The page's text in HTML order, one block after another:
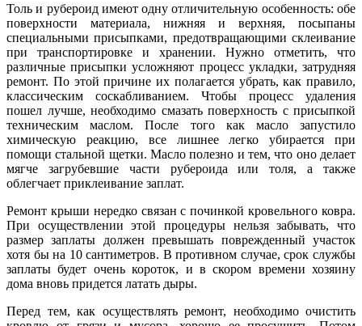
Толь и рубероид имеют одну отличительную особенность: обе
поверхности материала, нижняя и верхняя, посыпаны
специальными присыпками, предотвращающими склеивание
при транспортировке и хранении. Нужно отметить, что
различные присыпки усложняют процесс укладки, затрудняя
ремонт. По этой причине их полагается убрать, как правило,
классическим соскабливанием. Чтобы процесс удаления
пошел лучше, необходимо смазать поверхность с присыпкой
техническим маслом. После того как масло запустило
химическую реакцию, все лишнее легко убирается при
помощи стальной щетки. Масло полезно и тем, что оно делает
мягче загрубевшие части рубероида или толя, а также
облегчает приклеивание заплат.
Ремонт крыши нередко связан с починкой кровельного ковра.
При осуществлении этой процедуры нельзя забывать, что
размер заплаты должен превышать поврежденный участок
хотя бы на 10 сантиметров. В противном случае, срок службы
заплаты будет очень короток, и в скором времени хозяину
дома вновь придется латать дыры.
Перед тем, как осуществлять ремонт, необходимо очистить